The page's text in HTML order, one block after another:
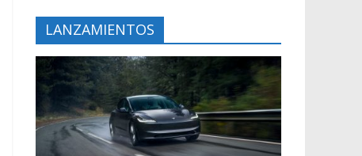
LANZAMIENTOS